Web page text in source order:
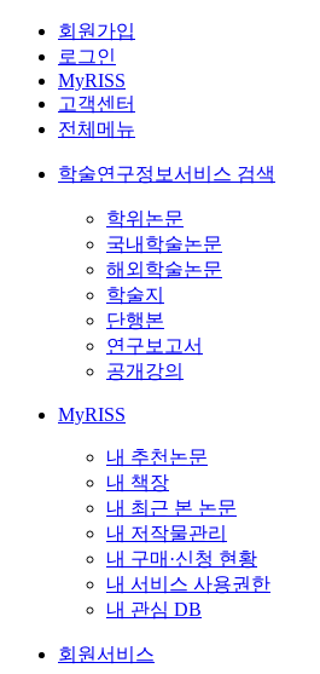
회원가입
로그인
MyRISS
고객센터
전체메뉴
학술연구정보서비스 검색
학위논문
국내학술논문
해외학술논문
학술지
단행본
연구보고서
공개강의
MyRISS
내 추천논문
내 책장
내 최근 본 논문
내 저작물관리
내 구매·신청 현황
내 서비스 사용권한
내 관심 DB
회원서비스